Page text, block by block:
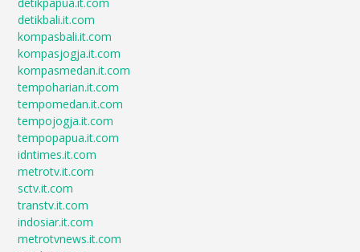
detikpapua.it.com
detikbali.it.com
kompasbali.it.com
kompasjogja.it.com
kompasmedan.it.com
tempoharian.it.com
tempomedan.it.com
tempojogja.it.com
tempopapua.it.com
idntimes.it.com
metrotv.it.com
sctv.it.com
transtv.it.com
indosiar.it.com
metrotvnews.it.com